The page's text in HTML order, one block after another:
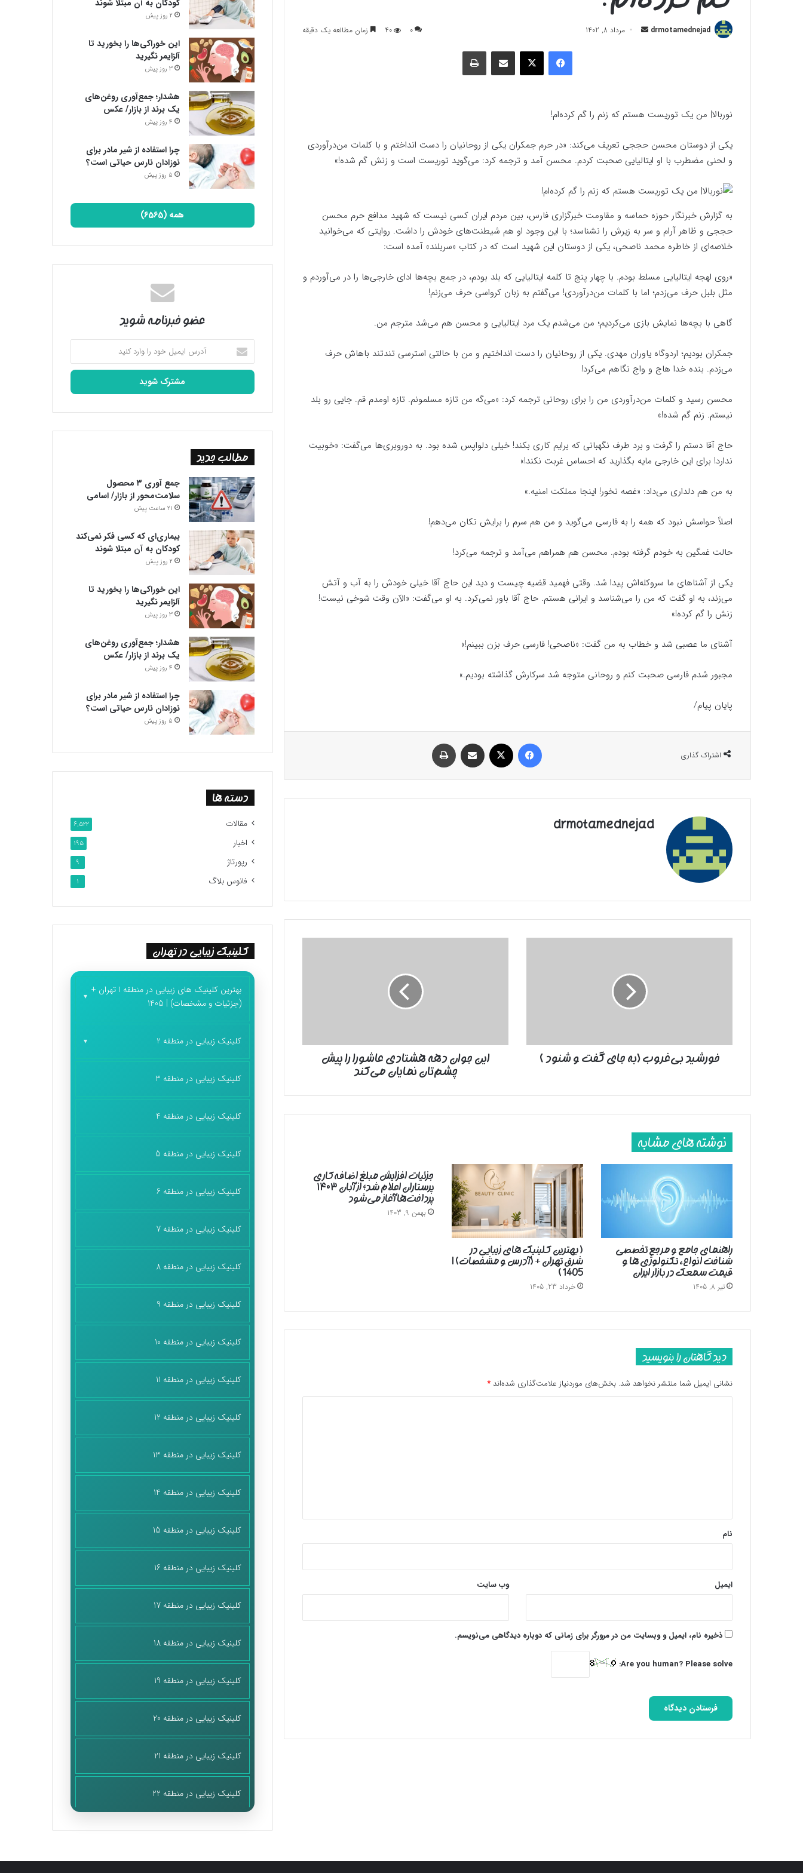
drmotamednejad
ارسال مرداد 8, 1402 0
40 زمان مطالعه یک دقیقه
فیسبوک ایکس اشتراک گذاری با ایمیل چاپ
نوربالا| من یک توریست هستم که زنم را گم کرده‌ام!
یکی از دوستان محسن حججی تعریف می‌کند: «در حرم جمکران یکی از روحانیان را دست انداختم و با کلمات من‌درآوردی
و لحنی مضطرب با او ایتالیایی صحبت کردم. محسن آمد و ترجمه کرد: می‌گوید توریست است و زنش گم شده!»
به گزارش خبرنگار حوزه حماسه و مقاومت خبرگزاری فارس،‌ بین مردم ایران کسی نیست که شهید مدافع حرم محسن
حججی و ظاهر آرام و سر به زیرش را نشناسد؛ با این وجود او هم شیطنت‌های خودش را داشت. روایتی که می‌خوانید
خلاصه‌ای از خاطره محمد ناصحی،‌ یکی از دوستان این شهید است که در کتاب «سربلند» آمده است:
«روی لهجه ایتالیایی مسلط بودم. با چهار پنج تا کلمه ایتالیایی که بلد بودم، در جمع بچه‌ها ادای خارجی‌ها را در می‌آوردم و
مثل بلبل حرف می‌زدم؛ اما با کلمات من‌درآوردی! می‌گفتم به زبان کرواسی حرف می‌زنم!
گاهی با بچه‌ها نمایش بازی می‌کردیم؛ من می‌شدم یک مرد ایتالیایی و محسن هم می‌شد مترجم من.
جمکران بودیم؛ اردوگاه یاوران مهدی. یکی از روحانیان را دست انداختیم و من با حالتی استرسی تندتند باهاش حرف
می‌زدم. بنده خدا هاج و واج نگاهم می‌کرد!
محسن رسید و کلمات من‌درآوردی من را برای روحانی ترجمه کرد: «می‌گه من تازه مسلمونم. تازه اومدم قم. جایی رو بلد
نیستم. زنم گم شده!»
حاج آقا دستم را گرفت و برد طرف نگهبانی که برایم کاری بکند! خیلی دلواپس شده بود. به دوروبری‌ها می‌گفت: «خوبیت
ندارد! برای این خارجی مایه بگذارید که احساس غربت نکند!»
به من هم دلداری می‌داد: «غصه نخور! اینجا مملکت امنیه.»
اصلاً حواسش نبود که همه را به فارسی می‌گوید و من هم سرم را برایش تکان می‌دهم!
حالت غمگین به خودم گرفته بودم. محسن هم همراهم می‌آمد و ترجمه می‌کرد!
یکی از آشناهای ما سروکله‌اش پیدا شد. وقتی فهمید قضیه چیست و دید این حاج آقا خیلی خودش را به آب و آتش
می‌زند، به او گفت که من را می‌شناسد و ایرانی هستم. حاج آقا باور نمی‌کرد. به او می‌گفت: «الآن وقت شوخی نیست!
زنش را گم کرده!»
آشنای ما عصبی شد و خطاب به من گفت: «ناصحی! فارسی حرف بزن ببینم!»
مجبور شدم فارسی صحبت کنم و روحانی متوجه شد سرکارش گذاشته بودیم.»
پایان پیام/
اشتراک گذاری
فیسبوک ایکس اشتراک گذاری با ایمیل
drmotamednejad
خورشید بی‌غروب (به جای گفت و شنود )
نمایان
می‌کنداین جوان دهه هشتادی عاشورا را پیش
چشم‌تان نمایان می‌کند
نوشته های مشابه
راهنمای جامع و مرجع تخصصی
شناخت انواع، تکنولوژی ها و
قیمت سمعک در بازار ایران
تیر 8, 1405
( بهترین کلینیک های زیبایی در
شرق تهران + (آدرس و مشخصات) |
1405 )
خرداد 23, 1405
جزئیات افزایش مبلغ اضافه‌کاری
پرستاران اعلام شد؛ از آبان ۱۴۰۳
پرداخت‌ها آغاز می‌شود
بهمن 9, 1403
دیدگاهتان را بنویسید
نشانی ایمیل شما منتشر نخواهد شد. بخش‌های موردنیاز علامت‌گذاری شده‌اند *
نام
ایمیل وب‌ سایت
ذخیره نام، ایمیل و وبسایت من در مرورگر برای زمانی که دوباره دیدگاهی می‌نویسم.
Are you human? Please solve:
کودکان به آن مبتلا شوند
2 روز پیش
این خوراکی‌ها را بخورید تا
آلزایمر نگیرید
3 روز پیش
هشدار؛ جمع‌آوری روغن‌های
یک برند از بازار/ عکس
4 روز پیش
چرا استفاده از شیر مادر برای
نوزادان نارس حیاتی است؟
5 روز پیش
همه (6565)
عضو خبرنامه شوید
آدرس
ایمیل
خود
وارد
مطالب جدید
جمع آوری ۳ محصول
سلامت‌محور از بازار/ اسامی
21 ساعت پیش
بیماری‌ای که کسی فکر نمی‌کند
کودکان به آن مبتلا شوند
2 روز پیش
این خوراکی‌ها را بخورید تا
آلزایمر نگیرید
3 روز پیش
هشدار؛ جمع‌آوری روغن‌های
یک برند از بازار/ عکس
4 روز پیش
چرا استفاده از شیر مادر برای
نوزادان نارس حیاتی است؟
5 روز پیش
دسته ها
مقالات 6,522
اخبار 195
رپورتاژ 9
فانوس بلاگ 1
کلینیک زیبایی در تهران
بهترین کلینیک های زیبایی در منطقه 1 تهران +
(جزئیات و مشخصات) | 1405
کلینیک زیبایی در منطقه 2
کلینیک زیبایی در منطقه 3
کلینیک زیبایی در منطقه 4
کلینیک زیبایی در منطقه 5
کلینیک زیبایی در منطقه 6
کلینیک زیبایی در منطقه 7
کلینیک زیبایی در منطقه 8
کلینیک زیبایی در منطقه 9
کلینیک زیبایی در منطقه 10
کلینیک زیبایی در منطقه 11
کلینیک زیبایی در منطقه 12
کلینیک زیبایی در منطقه 13
کلینیک زیبایی در منطقه 14
کلینیک زیبایی در منطقه 15
کلینیک زیبایی در منطقه 16
کلینیک زیبایی در منطقه 17
کلینیک زیبایی در منطقه 18
کلینیک زیبایی در منطقه 19
کلینیک زیبایی در منطقه 20
کلینیک زیبایی در منطقه 21
کلینیک زیبایی در منطقه 22